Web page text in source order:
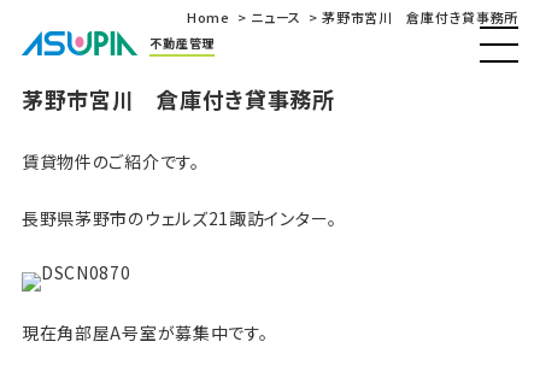
不動産管理
Home ニュース 茅野市宮川 倉庫付き貸事務所
茅野市宮川 倉庫付き貸事務所
賃貸物件のご紹介です。
長野県茅野市のウェルズ21諏訪インター。
現在角部屋A号室が募集中です。